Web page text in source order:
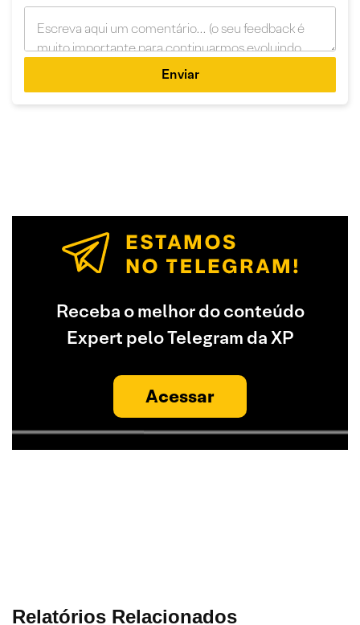
Enviar
Receba o melhor do conteúdo
Expert pelo Telegram da XP
Acessar
Relatórios Relacionados